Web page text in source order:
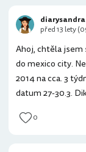
Ahoj, chtěla
do mexico city.
2014 na cca. 3
datum 27-30.3.
0
diarysandra
před 13 lety